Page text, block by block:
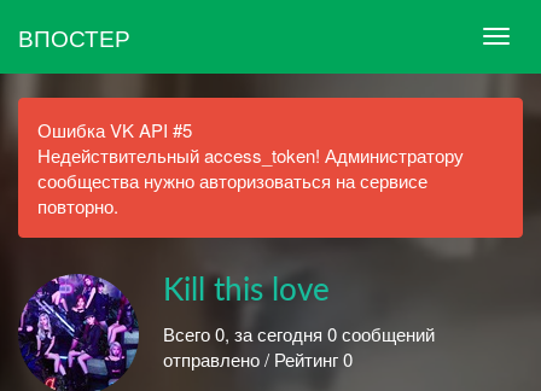
ВПОСТЕР
Ошибка VK API #5
Недействительный access_token! Администратору
сообщества нужно авторизоваться на сервисе
повторно.
Kill this love
Всего 0, за сегодня 0 сообщений
отправлено / Рейтинг 0